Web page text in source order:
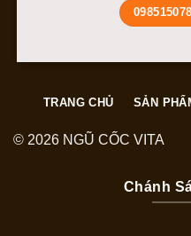
© 2026 NGŨ CỐC VITA
TRANG CHỦ SẢN
Chánh